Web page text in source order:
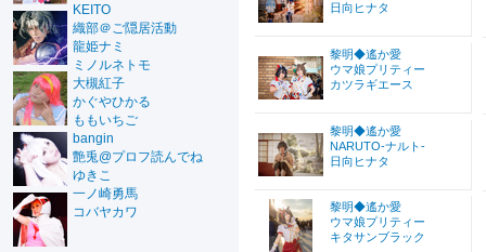
KEITO
織部＠ご隠居活動
龍姫ナミ
ミノルネトモ
大槻紅子
かぐやひかる
ももいちご
bangin
艶兎@プロフ読んでね
ゆきこ
一ノ崎勇馬
コバヤカワ
日向ヒナタ
黎明◆遙か愛
ウマ娘プリティー
カツラギエース
黎明◆遙か愛
NARUTO-ナルト-
日向ヒナタ
黎明◆遙か愛
ウマ娘プリティー
キタサンブラック